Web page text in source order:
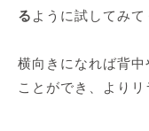
る ように試してみて
横向きになれば背中
ことができ、よりリ